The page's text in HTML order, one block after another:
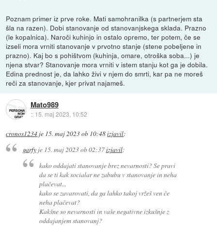
Poznam primer iz prve roke. Mati samohranilka (s partnerjem sta
šla na razen). Dobi stanovanje od stanovanjskega sklada. Prazno
(le kopalnica). Naroči kuhinjo in ostalo opremo, ter potem, če se
izseli mora vrniti stanovanje v prvotno stanje (stene pobeljene in
prazno). Kaj bo s pohištvom (kuhinja, omare, otroška soba...) je
njena stvar? Stanovanje mora vrniti v istem stanju kot ga je dobila.
Edina prednost je, da lahko živi v njem do smrti, kar pa ne moreš
reči za stanovanje, kjer privat najameš.
Mato989
:: 15. maj 2023, 10:52
cronos1234 je 15. maj 2023 ob 10:48izjavil:
garfyje 15. maj 2023 ob 02:37izjavil:
kako oddajati stanovanje brez nevarnosti? Se pravi
da se ti kak socialar ne zabubu v stanovanje in neha
plačevat...
kako se zavarovati, da ga lahko takoj vržeš ven če
neha plačevat?
Kakšne so nevarnosti in vaše negativne izkušnje z
oddajanjem stanovanj?